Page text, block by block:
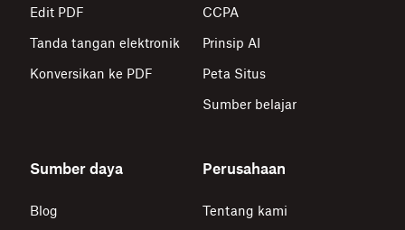
Edit PDF
Tanda tangan elektronik
Konversikan ke PDF
CCPA
Prinsip AI
Peta Situs
Sumber belajar
Sumber daya
Blog
Perusahaan
Tentang kami